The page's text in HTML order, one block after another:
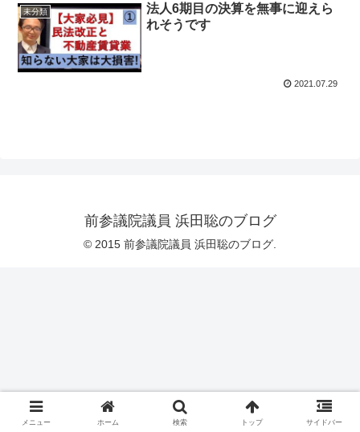
未分類
法人6期目の決算を無事に迎えら
れそうです
2021.07.29
前参議院議員 浜田聡のブログ
© 2015 前参議院議員 浜田聡のブログ.
メニュー ホーム 検索 トップ サイドバー